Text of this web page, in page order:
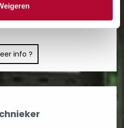
HVAC & SAN
info ?